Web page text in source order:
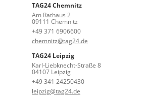
TAG24 Chemnitz
Am Rathaus 2
09111 Chemnitz
+49 371 6906600
chemnitz@tag24.de
TAG24 Leipzig
Karl-Liebknecht-Straße 8
04107 Leipzig
+49 341 24250430
leipzig@tag24.de